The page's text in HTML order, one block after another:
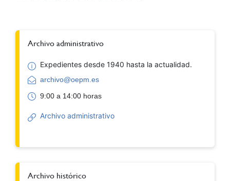
Archivo administrativo
Expedientes desde 1940 hasta la actualidad.
archivo@oepm.es
9:00 a 14:00 horas
Archivo administrativo
Archivo histórico